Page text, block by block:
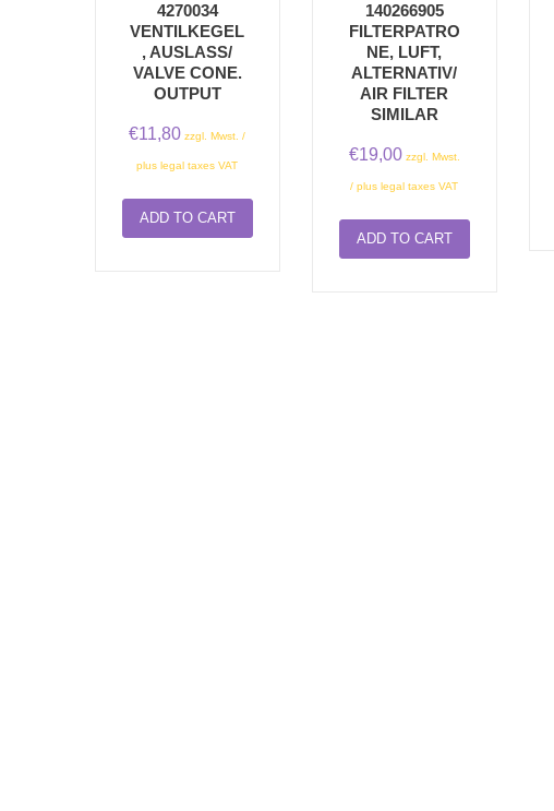
4270034
VENTILKEGEL
, AUSLASS/
VALVE CONE.
OUTPUT
€11,80 zzgl. Mwst. /
plus legal taxes VAT
ADD TO CART
140266905
FILTERPATRO
NE, LUFT,
ALTERNATIV/
AIR FILTER
SIMILAR
€19,00 zzgl. Mwst.
/ plus legal taxes VAT
ADD TO CART